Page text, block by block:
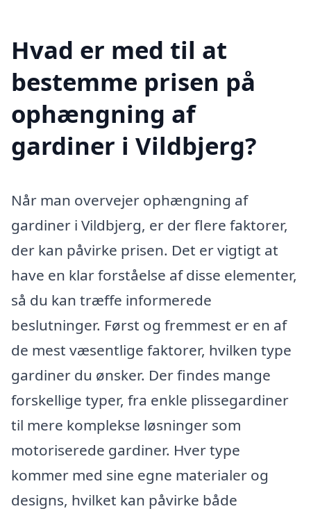
Hvad er med til at
bestemme prisen på
ophængning af
gardiner i Vildbjerg?
Når man overvejer ophængning af
gardiner i Vildbjerg, er der flere faktorer,
der kan påvirke prisen. Det er vigtigt at
have en klar forståelse af disse elementer,
så du kan træffe informerede
beslutninger. Først og fremmest er en af
de mest væsentlige faktorer, hvilken type
gardiner du ønsker. Der findes mange
forskellige typer, fra enkle plissegardiner
til mere komplekse løsninger som
motoriserede gardiner. Hver type
kommer med sine egne materialer og
designs, hvilket kan påvirke både